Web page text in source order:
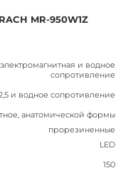
MR-950W1Z
электромагнитная и водное
сопротивление
и водное сопротивление
анатомической формы
прорезиненные
LED
150